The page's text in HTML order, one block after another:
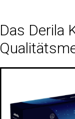
Das Derila